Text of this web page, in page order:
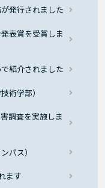
発行されました
表賞を受賞しま
紹介されました
術学部）
調査を実施しま
パス）
ます